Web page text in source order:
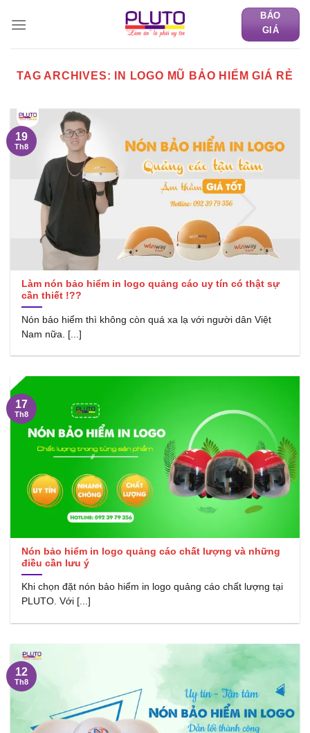
BÁO
GIÁ
TAG ARCHIVES: IN LOGO MŨ BẢO HIỂM GIÁ RẺ
Làm nón bảo hiểm in logo quảng cáo uy tín có thật sự
cần thiết !??
Nón bảo hiểm thì không còn quá xa lạ với người dân Việt
Nam nữa. [...]
19
Th8
Nón bảo hiểm in logo quảng cáo chất lượng và những
điều cần lưu ý
Khi chọn đặt nón bảo hiểm in logo quảng cáo chất lượng tại
PLUTO. Với [...]
17
Th8
12
Th8